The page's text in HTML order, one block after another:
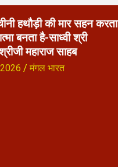
हथौड़ी की मार सहन करता
बनता है-साध्वी श्री
महाराज साहब
मंगल भारत